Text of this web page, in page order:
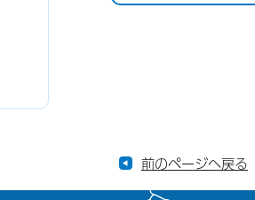
前のページへ戻る